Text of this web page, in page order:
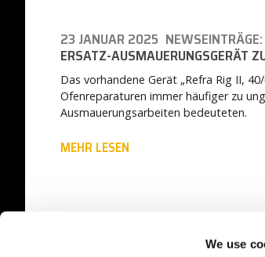
We use
23 JANUAR 2025 NEWSEINTRÄGE:
ERSATZ-AUSMAUERUNGSGERÄT
Das vorhandene Gerät „Refra Rig II,
Ofenreparaturen immer häufiger zu
Ausmauerungsarbeiten bedeuteten.
MEHR LESEN